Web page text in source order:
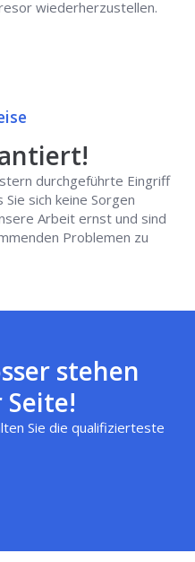
wiederherzustellen.
durchgeführte Eingriff
sich keine Sorgen
Arbeit ernst und sind
Problemen zu
stehen
Sie die qualifizierteste